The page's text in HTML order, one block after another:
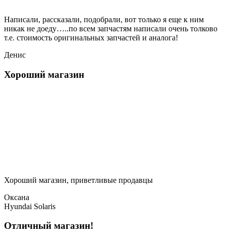
Написали, рассказали, подобрали, вот только я еще к ним
никак не доеду…..по всем запчастям написали очень толково
т.е. стоимость оригинальных запчастей и аналога!
Денис
Хороший магазин
Хороший магазин, приветливые продавцы
Оксана
Hyundai Solaris
Отличный магазин!